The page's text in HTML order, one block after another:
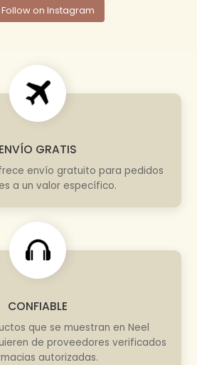
Follow on Instagram
ENVÍO GRATIS
envío gratuito para pedidos
a un valor específico.
CONFIABLE
que se muestran en Neel
de proveedores verificados
autorizadas.